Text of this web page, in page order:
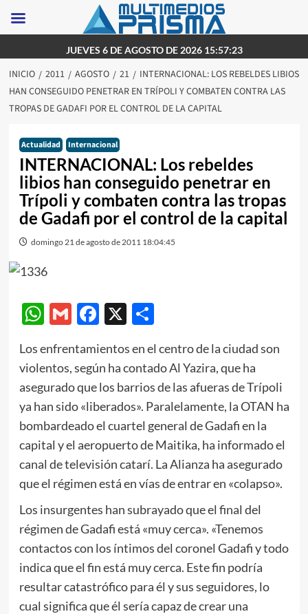
al
contenido
JUEVES 6 DE AGOSTO DE 2026 15:57:23
INICIO 2011 AGOSTO 21
INTERNACIONAL: LOS REBELDES LIBIOS
HAN CONSEGUIDO PENETRAR EN TRÍPOLI Y COMBATEN CONTRA LAS
TROPAS DE GADAFI POR EL CONTROL DE LA CAPITAL
Actualidad Internacional
INTERNACIONAL: Los rebeldes
libios han conseguido penetrar en
Trípoli y combaten contra las tropas
de Gadafi por el control de la capital
domingo 21 de agosto de 2011 18:04:45
WhatsApp
GmailFacebook
X Compartir
Los enfrentamientos en el centro de la ciudad son
violentos, según ha contado Al Yazira, que ha
asegurado que los barrios de las afueras de Trípoli
ya han sido «liberados». Paralelamente, la OTAN ha
bombardeado el cuartel general de Gadafi en la
capital y el aeropuerto de Maitika, ha informado el
canal de televisión catarí. La Alianza ha asegurado
que el régimen está en vías de entrar en «colapso».
Los insurgentes han subrayado que el final del
régimen de Gadafi está «muy cerca». «Tenemos
contactos con los íntimos del coronel Gadafi y todo
indica que el fin está muy cerca. Este fin podría
resultar catastrófico para él y sus seguidores, lo
cual significa que él sería capaz de crear una